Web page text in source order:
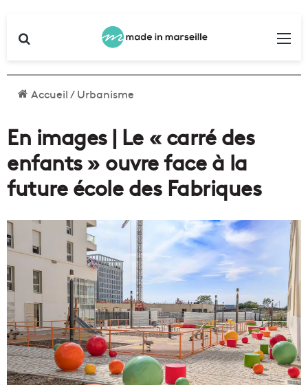
Accueil/Urbanisme
En images | Le « carré des
enfants » ouvre face à la
future école des Fabriques